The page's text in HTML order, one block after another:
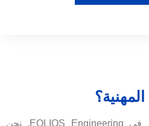
هناك القليل جدا من التكرار في EOLIOS Engineering. نحن